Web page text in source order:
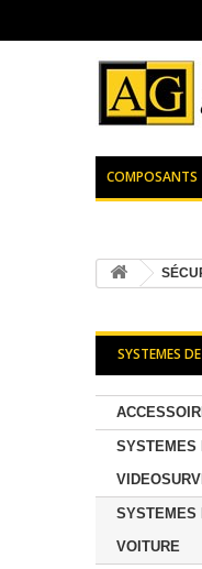
COMPOSANTS
SYSTEMES
SYSTEMES
SYSTEMES
VOITURE